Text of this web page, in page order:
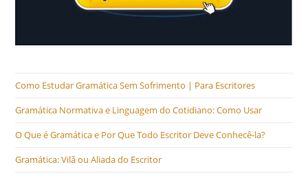
Como Estudar Gramática Sem Sofrimento | Para Escritores
Gramática Normativa e Linguagem do Cotidiano: Como Usar
O Que é Gramática e Por Que Todo Escritor Deve Conhecê-la?
Gramática: Vilã ou Aliada do Escritor